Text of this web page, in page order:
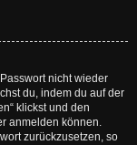
nicht wieder
du, indem du auf der
klickst und den
anmelden können.
zurückzusetzen, so